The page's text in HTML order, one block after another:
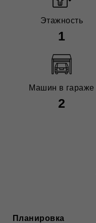
Этажность
1
Машин в гараже
2
Планировка